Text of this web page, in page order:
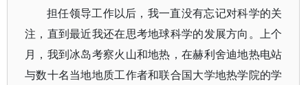
担任领导工作以后，我一直没有忘记对科学的关
注，直到最近我还在思考地球科学的发展方向。上个
月，我到冰岛考察火山和地热，在赫利舍迪地热电站
与数十名当地地质工作者和联合国大学地热学院的学